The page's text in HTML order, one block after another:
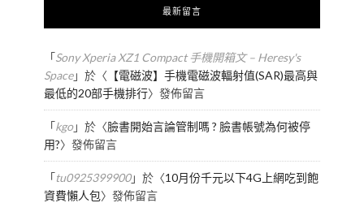
最新留言
「Sony Xperia XZ1 Compact 手機開箱文 – Heresy's
Space」於〈 【電磁波】手機電磁波輻射值(SAR)最高與
最低的20部手機排行〉發佈留言
「kgo」於〈臉書開始言論管制嗎 ? 臉書帳號為何被停
用?〉發佈留言
「tu0925399900」於〈10月份千元以下4G上網吃到飽
資費懶人包〉發佈留言